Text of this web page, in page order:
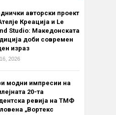
авторски проект
Креација и Le
Studio: Македонската
доби современ
израз
2026
модни импресии на
20-та
ревија на ТМФ
„Вортекс